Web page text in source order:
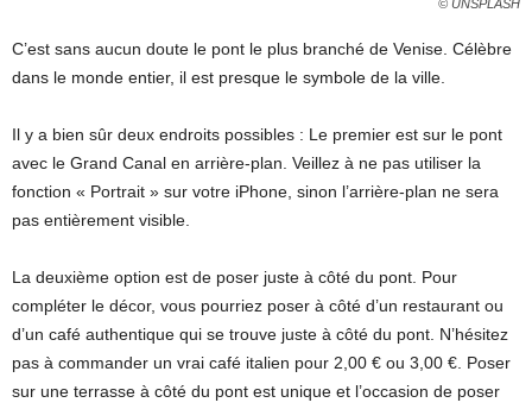
© UNSPLASH
C’est sans aucun doute le pont le plus branché de Venise. Célèbre
dans le monde entier, il est presque le symbole de la ville.
Il y a bien sûr deux endroits possibles : Le premier est sur le pont
avec le Grand Canal en arrière-plan. Veillez à ne pas utiliser la
fonction « Portrait » sur votre iPhone, sinon l’arrière-plan ne sera
pas entièrement visible.
La deuxième option est de poser juste à côté du pont. Pour
compléter le décor, vous pourriez poser à côté d’un restaurant ou
d’un café authentique qui se trouve juste à côté du pont. N’hésitez
pas à commander un vrai café italien pour 2,00 € ou 3,00 €. Poser
sur une terrasse à côté du pont est unique et l’occasion de poser